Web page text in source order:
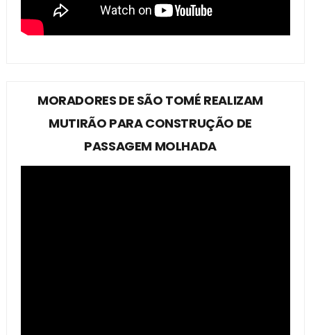
MORADORES DE SÃO TOMÉ REALIZAM
MUTIRÃO PARA CONSTRUÇÃO DE
PASSAGEM MOLHADA